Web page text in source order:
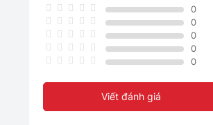
0
0
0
0
0
Viết đánh giá